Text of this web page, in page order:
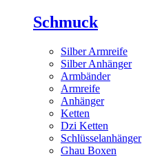
Schmuck
Silber Armreife
Silber Anhänger
Armbänder
Armreife
Anhänger
Ketten
Dzi Ketten
Schlüsselanhänger
Ghau Boxen